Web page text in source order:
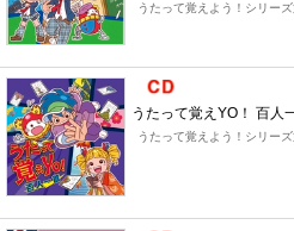
うたって覚えよう！シリー
うたって覚えYO！ 百人
うたって覚えよう！シリー